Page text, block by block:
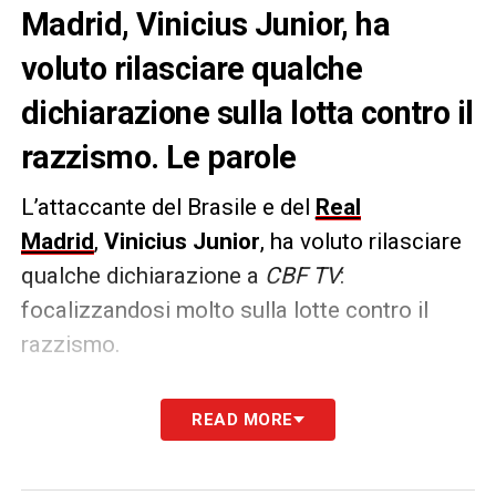
Madrid, Vinicius Junior, ha
voluto rilasciare qualche
dichiarazione sulla lotta contro il
razzismo. Le parole
L’attaccante del Brasile e del Real
Madrid, Vinicius Junior, ha voluto rilasciare
qualche dichiarazione a CBF TV:
focalizzandosi molto sulla lotte contro il
razzismo.
«Razzismo? Negli ultimi tre
mesi, siamo riusciti a mettere in prigione tre
READ MORE